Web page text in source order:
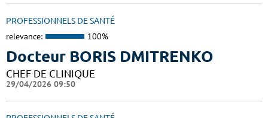
PROFESSIONNELS DE SANTÉ
relevance: 100%
Docteur BORIS DMITRENKO
CHEF DE CLINIQUE
29/04/2026 09:50